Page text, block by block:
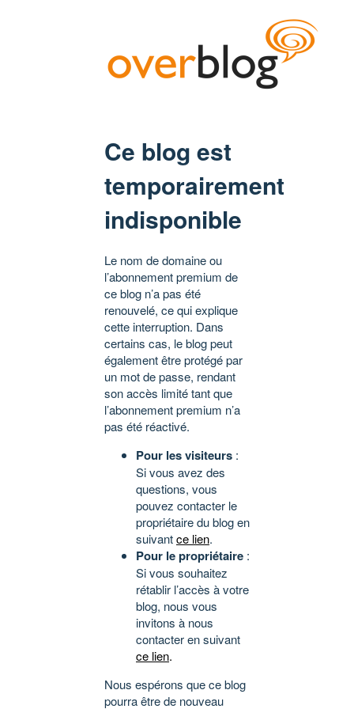
Ce blog est
temporairement
indisponible
Le nom de domaine ou
l’abonnement premium de
ce blog n’a pas été
renouvelé, ce qui explique
cette interruption. Dans
certains cas, le blog peut
également être protégé par
un mot de passe, rendant
son accès limité tant que
l’abonnement premium n’a
pas été réactivé.
Pour les visiteurs :
Si vous avez des
questions, vous
pouvez contacter le
propriétaire du blog en
suivantce lien.
Pour le propriétaire :
Si vous souhaitez
rétablir l’accès à votre
blog, nous vous
invitons à nous
contacter en suivant
ce lien.
Nous espérons que ce blog
pourra être de nouveau